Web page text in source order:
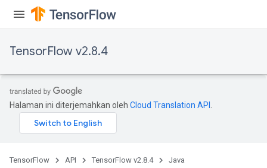
TensorFlow v2.8.4
Halaman ini diterjemahkan oleh Cloud Translation API
TensorFlow API TensorFlow v2.8.4 Java